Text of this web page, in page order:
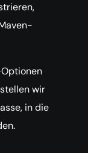
wir
in die